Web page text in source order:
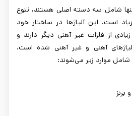
شامل سه دسته اصلی هستند، تنوع
است. این آلیاژها در ساختار خود
از فلزات غیر آهنی دیگر دارند و
آهنی و غیر آهنی شده است.
شامل موارد زیر می‌شوند:
برنز